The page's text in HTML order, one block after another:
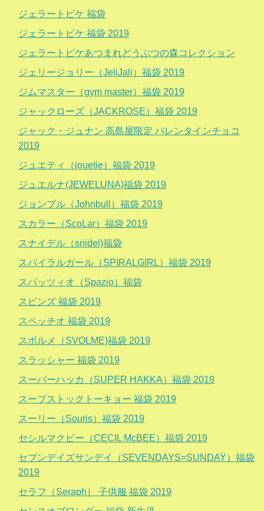
ジェラートピケ 福袋
ジェラートピケ 福袋 2019
ジェラートピケあつまれどうぶつの森コレクション
ジェリージョリー（JeliJali）福袋 2019
ジムマスター（gym master）福袋 2019
ジャックローズ（JACKROSE）福袋 2019
ジャック・ジュナン 高島屋限定 バレンタインチョコ
2019
ジュエティ（jouetie）福袋 2019
ジュエルナ(JEWELUNA)福袋 2019
ジョンブル（Johnbull）福袋 2019
スカラー（ScoLar）福袋 2019
スナイデル（snidel)福袋
スパイラルガール（SPIRALGIRL）福袋 2019
スパッツィオ（Spazio）福袋
スピンズ 福袋 2019
スペッチオ 福袋 2019
スボルメ（SVOLME)福袋 2019
スラッシャー 福袋 2019
スーパーハッカ（SUPER HAKKA）福袋 2019
スープストックトーキョー 福袋 2019
スーリー（Souris）福袋 2019
セシルマクビー（CECIL McBEE）福袋 2019
セブンデイズサンデイ（SEVENDAYS=SUNDAY）福袋
2019
セラフ（Seraph） 子供服 福袋 2019